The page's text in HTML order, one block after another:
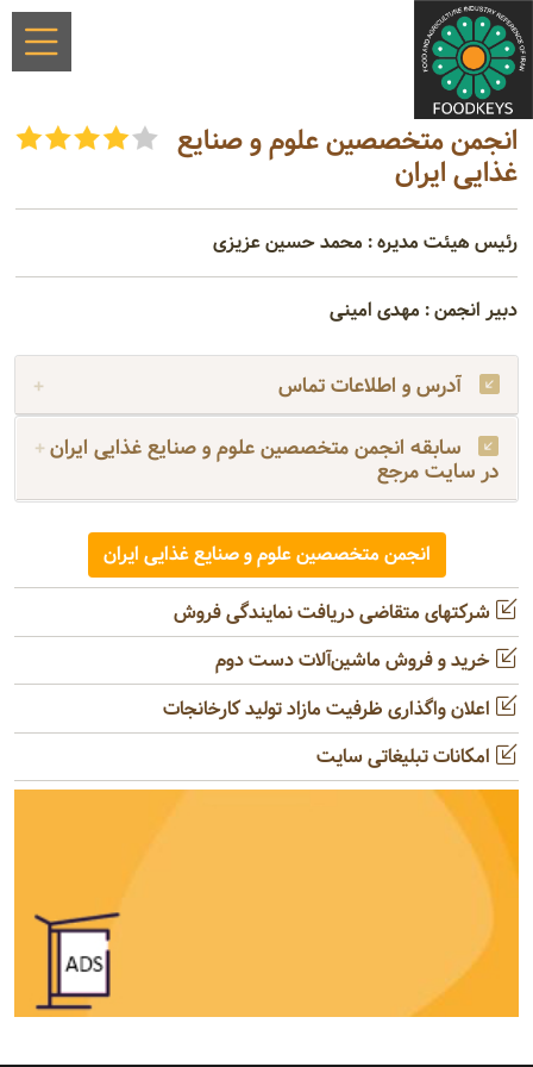
انجمن متخصصین علوم و صنایع
غذایی ایران
رئیس هیئت مدیره : محمد حسین عزیزی
دبیر انجمن : مهدی امینی
آدرس و اطلاعات تماس
سابقه انجمن متخصصین علوم و صنایع غذایی ایران
در سایت مرجع
انجمن متخصصین علوم و صنایع غذایی ایران
شرکتهای متقاضی دریافت نمایندگی فروش
خرید و فروش ماشین‌آلات دست دوم
اعلان واگذاری ظرفیت مازاد تولید کارخانجات
امکانات تبلیغاتی سایت